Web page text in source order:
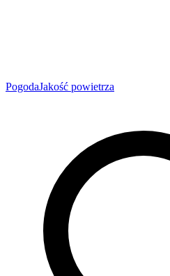
PogodaJakość powietrza